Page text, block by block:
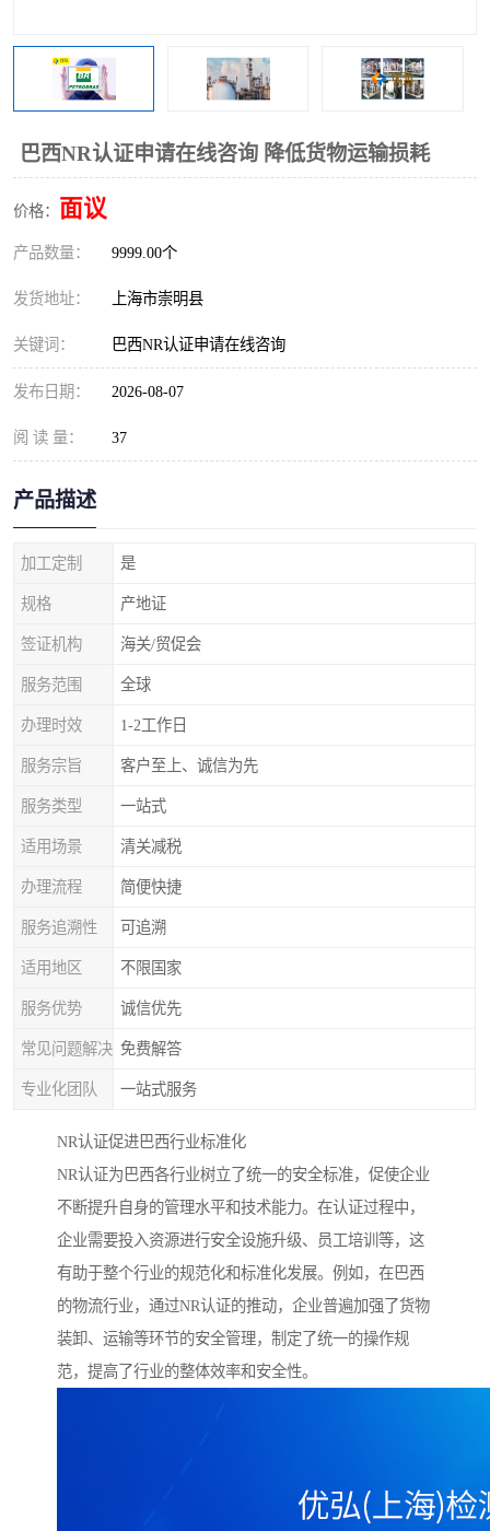
巴西NR认证申请在线咨询 降低货物运输损耗
价格： 面议
产品数量： 9999.00个
发货地址： 上海市崇明县
关键词： 巴西NR认证申请在线咨询
发布日期： 2026-08-07
阅 读 量： 37
产品描述
加工定制 是
规格 产地证
签证机构 海关/贸促会
服务范围 全球
办理时效 1-2工作日
服务宗旨 客户至上、诚信为先
服务类型 一站式
适用场景 清关减税
办理流程 简便快捷
服务追溯性 可追溯
适用地区 不限国家
服务优势 诚信优先
常见问题解决 免费解答
专业化团队 一站式服务
NR认证促进巴西行业标准化
NR认证为巴西各行业树立了统一的安全标准，促使企业
不断提升自身的管理水平和技术能力。在认证过程中，
企业需要投入资源进行安全设施升级、员工培训等，这
有助于整个行业的规范化和标准化发展。例如，在巴西
的物流行业，通过NR认证的推动，企业普遍加强了货物
装卸、运输等环节的安全管理，制定了统一的操作规
范，提高了行业的整体效率和安全性。